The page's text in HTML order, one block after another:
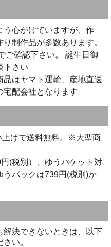
う心がけていますが、作
制作品が多数あります。
ご確認下さい。 誕生日御
下さい
品はヤマト運輸、産地直送
宅配会社となります
上げで送料無料。※大型商
(税別）、ゆうパケット対
うパックは739円(税別)か
解決できないときは、以下
い。